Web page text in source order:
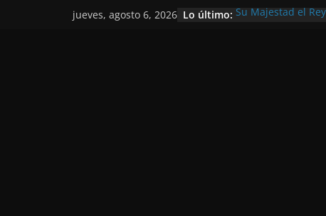
jueves, agosto 6, 2026 Lo último: Su Majestad el